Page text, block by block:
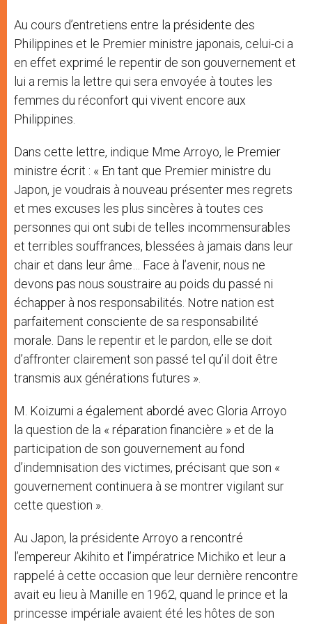
Au cours d’entretiens entre la présidente des
Philippines et le Premier ministre japonais, celui-ci a
en effet exprimé le repentir de son gouvernement et
lui a remis la lettre qui sera envoyée à toutes les
femmes du réconfort qui vivent encore aux
Philippines.
Dans cette lettre, indique Mme Arroyo, le Premier
ministre écrit : « En tant que Premier ministre du
Japon, je voudrais à nouveau présenter mes regrets
et mes excuses les plus sincères à toutes ces
personnes qui ont subi de telles incommensurables
et terribles souffrances, blessées à jamais dans leur
chair et dans leur âme… Face à l’avenir, nous ne
devons pas nous soustraire au poids du passé ni
échapper à nos responsabilités. Notre nation est
parfaitement consciente de sa responsabilité
morale. Dans le repentir et le pardon, elle se doit
d’affronter clairement son passé tel qu’il doit être
transmis aux générations futures ».
M. Koizumi a également abordé avec Gloria Arroyo
la question de la « réparation financière » et de la
participation de son gouvernement au fond
d’indemnisation des victimes, précisant que son «
gouvernement continuera à se montrer vigilant sur
cette question ».
Au Japon, la présidente Arroyo a rencontré
l’empereur Akihito et l’impératrice Michiko et leur a
rappelé à cette occasion que leur dernière rencontre
avait eu lieu à Manille en 1962, quand le prince et la
princesse impériale avaient été les hôtes de son